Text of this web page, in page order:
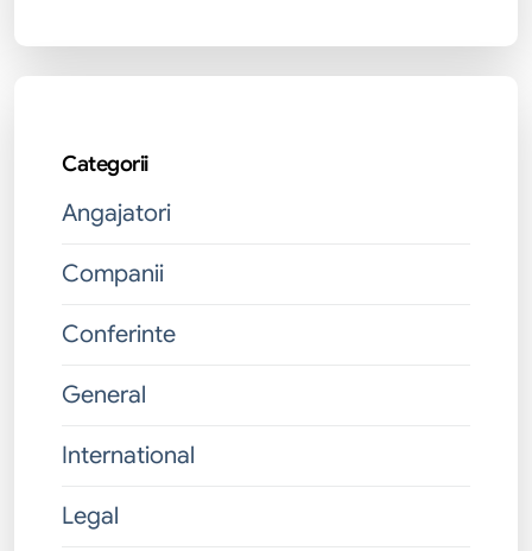
Categorii
Angajatori
Companii
Conferinte
General
International
Legal